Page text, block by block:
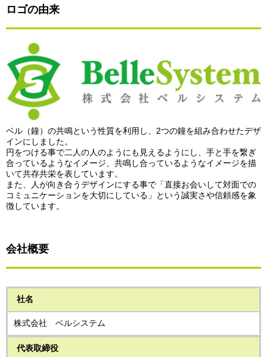
ロゴの由来
ベル（鐘）の共鳴という性質を利用し、2つの鐘を組み合わせたデザ
インにしました。
円をつける事で二人の人のようにも見えるようにし、手と手を繋ぎ
合っているようなイメージ、共鳴し合っているようなイメージを描
いて共存共栄を表しています。
また、人が向き合うデザインにする事で「直接お会いして対面での
コミュニケーションを大切にしている」という誠実さや信頼感を象
徴しています。
会社概要
社名
株式会社 ベルシステム
代表取締役